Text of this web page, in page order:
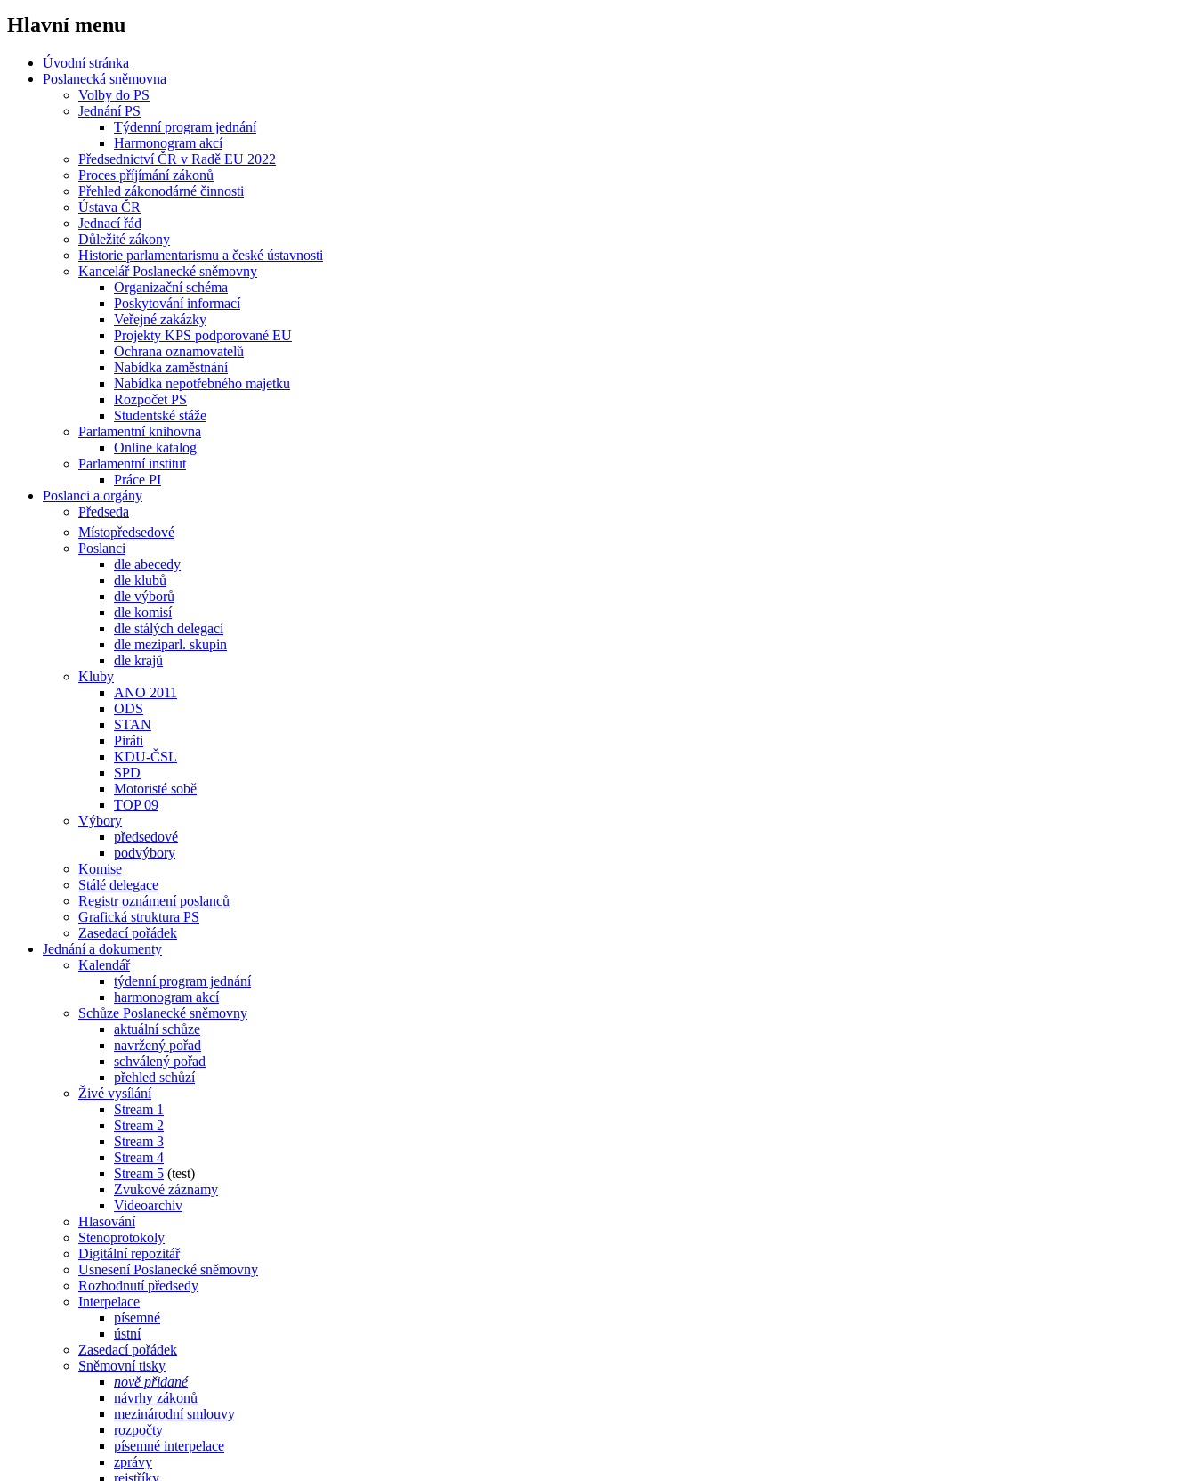
Hlavní menu
Úvodní stránka
Poslanecká sněmovna
Volby do PS
Jednání PS
Týdenní program jednání
Harmonogram akcí
Předsednictví ČR v Radě EU 2022
Proces příjímání zákonů
Přehled zákonodárné činnosti
Ústava ČR
Jednací řád
Důležité zákony
Historie parlamentarismu a české ústavnosti
Kancelář Poslanecké sněmovny
Organizační schéma
Poskytování informací
Veřejné zakázky
Projekty KPS podporované EU
Ochrana oznamovatelů
Nabídka zaměstnání
Nabídka nepotřebného majetku
Rozpočet PS
Studentské stáže
Parlamentní knihovna
Online katalog
Parlamentní institut
Práce PI
Poslanci a orgány
Předseda
Místopředsedové
Poslanci
dle abecedy
dle klubů
dle výborů
dle komisí
dle stálých delegací
dle meziparl. skupin
dle krajů
Kluby
ANO 2011
ODS
STAN
Piráti
KDU-ČSL
SPD
Motoristé sobě
TOP 09
Výbory
předsedové
podvýbory
Komise
Stálé delegace
Registr oznámení poslanců
Grafická struktura PS
Zasedací pořádek
Jednání a dokumenty
Kalendář
týdenní program jednání
harmonogram akcí
Schůze Poslanecké sněmovny
aktuální schůze
navržený pořad
schválený pořad
přehled schůzí
Živé vysílání
Stream 1
Stream 2
Stream 3
Stream 4
Stream 5 (test)
Zvukové záznamy
Videoarchiv
Hlasování
Stenoprotokoly
Digitální repozitář
Usnesení Poslanecké sněmovny
Rozhodnutí předsedy
Interpelace
písemné
ústní
Zasedací pořádek
Sněmovní tisky
nově přidané
návrhy zákonů
mezinárodní smlouvy
rozpočty
písemné interpelace
zprávy
rejstříky